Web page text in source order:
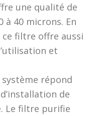
une qualité de
à 40 microns. En
ce filtre offre aussi
et
répond
de
Le filtre purifie